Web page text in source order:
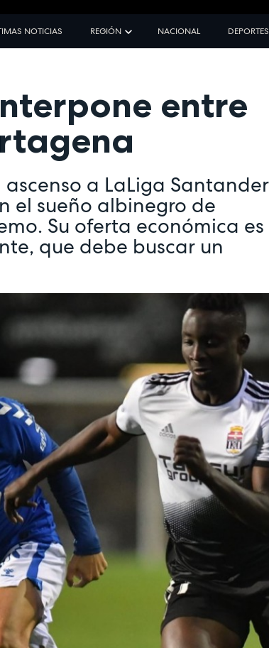
NOTICIAS REGIÓN NACIONAL DEPORTES
entre
a LaLiga Santander
el sueño albinegro de
Su oferta económica es
que debe buscar un